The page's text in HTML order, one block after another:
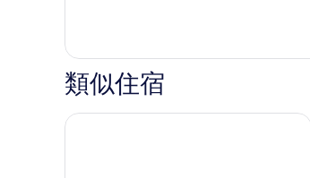
類似住宿
約尼爾昂蒂布貝斯特韋斯特酒店